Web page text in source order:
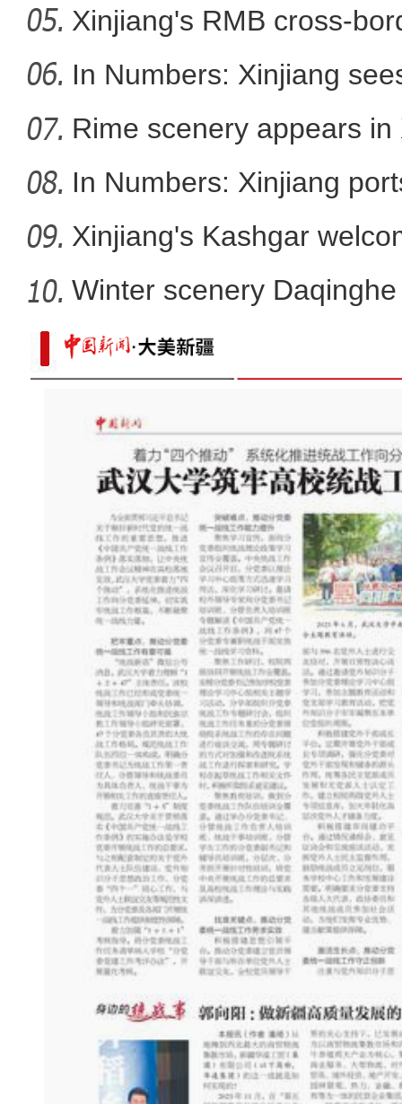
新疆博斯腾湖开始解冻 将
全国越野滑雪冠军赛在新
Xinjiang's RMB cross-
In Numbers: Xinjiang
Rime scenery appears in
In Numbers: Xinjiang
Xinjiang's Kashgar
Winter scenery